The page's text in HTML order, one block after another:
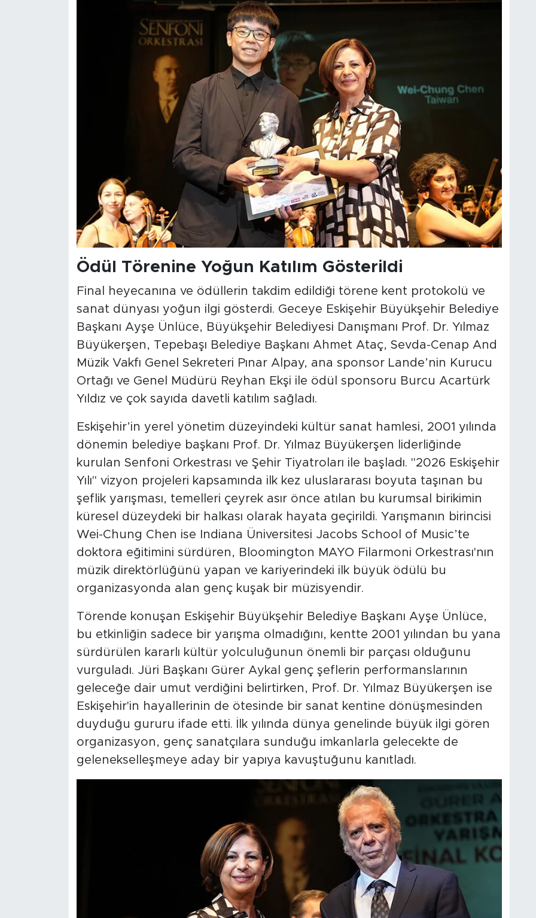
Ödül Törenine Yoğun Katılım Gösterildi
Final heyecanına ve ödüllerin takdim edildiği törene kent protokolü ve
sanat dünyası yoğun ilgi gösterdi. Geceye Eskişehir Büyükşehir Belediye
Başkanı Ayşe Ünlüce, Büyükşehir Belediyesi Danışmanı Prof. Dr. Yılmaz
Büyükerşen, Tepebaşı Belediye Başkanı Ahmet Ataç, Sevda-Cenap And
Müzik Vakfı Genel Sekreteri Pınar Alpay, ana sponsor Lande’nin Kurucu
Ortağı ve Genel Müdürü Reyhan Ekşi ile ödül sponsoru Burcu Acartürk
Yıldız ve çok sayıda davetli katılım sağladı.
Eskişehir’in yerel yönetim düzeyindeki kültür sanat hamlesi, 2001 yılında
dönemin belediye başkanı Prof. Dr. Yılmaz Büyükerşen liderliğinde
kurulan Senfoni Orkestrası ve Şehir Tiyatroları ile başladı. "2026 Eskişehir
Yılı" vizyon projeleri kapsamında ilk kez uluslararası boyuta taşınan bu
şeflik yarışması, temelleri çeyrek asır önce atılan bu kurumsal birikimin
küresel düzeydeki bir halkası olarak hayata geçirildi. Yarışmanın birincisi
Wei-Chung Chen ise Indiana Üniversitesi Jacobs School of Music’te
doktora eğitimini sürdüren, Bloomington MAYO Filarmoni Orkestrası'nın
müzik direktörlüğünü yapan ve kariyerindeki ilk büyük ödülü bu
organizasyonda alan genç kuşak bir müzisyendir.
Törende konuşan Eskişehir Büyükşehir Belediye Başkanı Ayşe Ünlüce,
bu etkinliğin sadece bir yarışma olmadığını, kentte 2001 yılından bu yana
sürdürülen kararlı kültür yolculuğunun önemli bir parçası olduğunu
vurguladı. Jüri Başkanı Gürer Aykal genç şeflerin performanslarının
geleceğe dair umut verdiğini belirtirken, Prof. Dr. Yılmaz Büyükerşen ise
Eskişehir'in hayallerinin de ötesinde bir sanat kentine dönüşmesinden
duyduğu gururu ifade etti. İlk yılında dünya genelinde büyük ilgi gören
organizasyon, genç sanatçılara sunduğu imkanlarla gelecekte de
gelenekselleşmeye aday bir yapıya kavuştuğunu kanıtladı.